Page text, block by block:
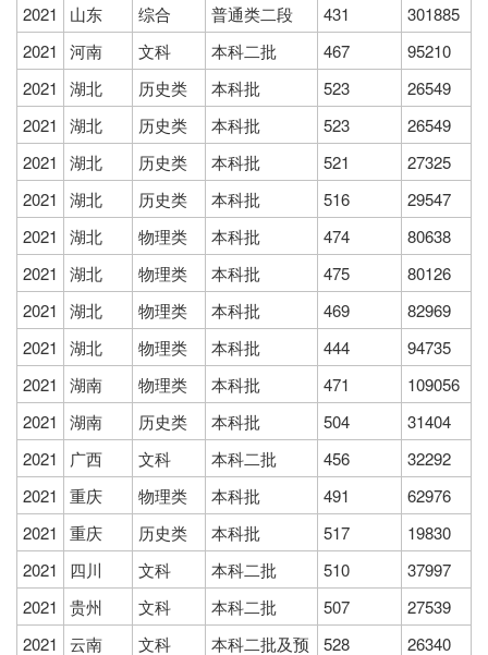
2021
山东 综合 普通类二段 431
301885
2021
河南 文科 本科二批 467
95210
2021
湖北 历史类 本科批 523
26549
2021
湖北 历史类 本科批 523
26549
2021
湖北 历史类 本科批 521
27325
2021
湖北 历史类 本科批 516
29547
2021
湖北 物理类 本科批 474
80638
2021
湖北 物理类 本科批 475
80126
2021
湖北 物理类 本科批 469
82969
2021
湖北 物理类 本科批 444
94735
2021
湖南 物理类 本科批 471
109056
2021
湖南 历史类 本科批 504
31404
2021
广西 文科 本科二批 456
32292
2021
重庆 物理类 本科批 491
62976
2021
重庆 历史类 本科批 517
19830
2021
四川 文科 本科二批 510
37997
2021
贵州 文科 本科二批 507
27539
2021
云南 文科
本科二批及预
528 26340